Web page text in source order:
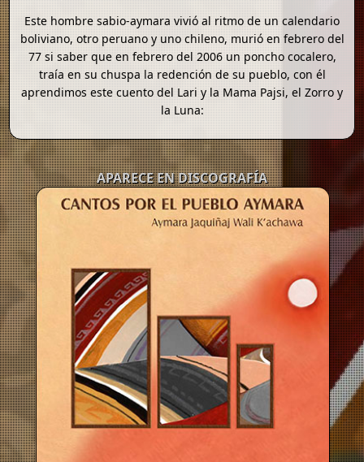
Este hombre sabio-aymara vivió al ritmo de un calendario
boliviano, otro peruano y uno chileno, murió en febrero del
77 si saber que en febrero del 2006 un poncho cocalero,
traía en su chuspa la redención de su pueblo, con él
aprendimos este cuento del Lari y la Mama Pajsi, el Zorro y
la Luna:
APARECE EN DISCOGRAFÍA